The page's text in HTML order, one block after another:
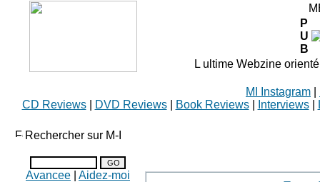
P
U
B
L ultime Webzine
MI Instagram
CD Reviews| DVD Reviews| Book Reviews| Interviews|
Rechercher sur M-I
Avancee Aidez-moi